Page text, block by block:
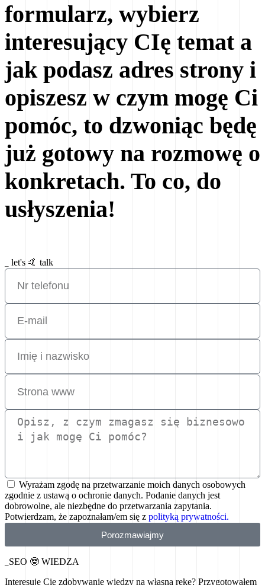
formularz, wybierz
interesujący CIę temat a
jak podasz adres strony i
opiszesz w czym mogę Ci
pomóc, to dzwoniąc będę
już gotowy na rozmowę o
konkretach. To co, do
usłyszenia!
let's 🤙 talk
Wyrażam zgodę na przetwarzanie moich danych osobowych
zgodnie z ustawą o ochronie danych. Podanie danych jest
dobrowolne, ale niezbędne do przetwarzania zapytania.
Potwierdzam, że zapoznałam/em się z polityką prywatności.
Porozmawiajmy
SEO 🤓 WIEDZA
Interesuje Cię zdobywanie wiedzy na własną rękę? Przygotowałem